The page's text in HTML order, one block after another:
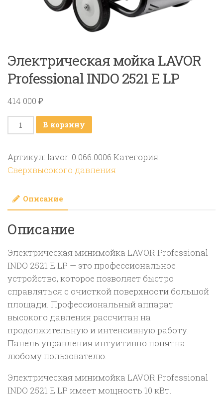
Электрическая мойка LAVOR
Professional INDO 2521 E LP
414 000 ₽
Количество
товара
мойка
LAVOR
INDO
2521
E
В корзину
Артикул: lavor: 0.066.0006 Категория:
Сверхвысокого давления
Описание
Описание
Электрическая минимойка LAVOR Professional
INDO 2521 E LP — это профессиональное
устройство, которое позволяет быстро
справляться с очисткой поверхности большой
площади. Профессиональный аппарат
высокого давления рассчитан на
продолжительную и интенсивную работу.
Панель управления интуитивно понятна
любому пользователю.
Электрическая минимойка LAVOR Professional
INDO 2521 E LP имеет мощность 10 кВт.